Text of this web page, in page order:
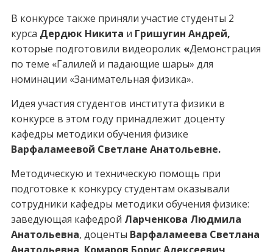
В конкурсе также приняли участие студенты 2
курса Дердюк Никита и Гришугин Андрей,
которые подготовили видеоролик«Демонстрация
по теме «Галилей и падающие шары» для
номинации «Занимательная физика».
Идея участия студентов института физики в
конкурсе в этом году принадлежит доценту
кафедры методики обучения физике
Варфаламеевой Светлане Анатольевне.
Методическую и техническую помощь при
подготовке к конкурсу студентам оказывали
сотрудники кафедры методики обучения физике:
заведующая кафедрой Ларченкова Людмила
Анатольевна, доценты Варфаламеева Светлана